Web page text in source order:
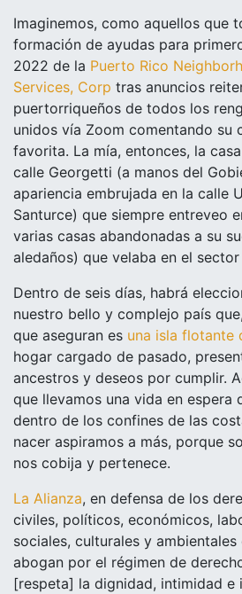
Imaginemos, como aquellos que
formación de ayudas para
2022 de la Puerto Rico
Services, Corp tras anuncios
puertorriqueños de todos los
unidos vía Zoom comentando su
favorita. La mía, entonces, la
calle Georgetti (a manos del
apariencia embrujada en la calle
Santurce) que siempre entreveo
varias casas abandonadas a su
aledaños) que velaba en el
Dentro de seis días, habrá
nuestro bello y complejo país
que aseguran es una isla flotante
hogar cargado de pasado,
ancestros y deseos por cumplir.
que llevamos una vida en espera
dentro de los confines de las
nacer aspiramos a más, porque
nos cobija y pertenece.
La Alianza, en defensa de los
civiles, políticos, económicos,
sociales, culturales y
abogan por el régimen de
[respeta] la dignidad, intimidad e